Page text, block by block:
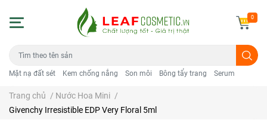
Mặt nạ đất sét Kem chống nắng Son môi Bông tẩy trang Serum
0
Trang chủ / Nước Hoa Mini /
Givenchy Irresistible EDP Very Floral 5ml